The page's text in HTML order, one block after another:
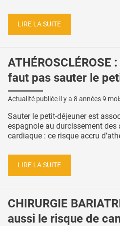
LIRE LA SUITE
ATHÉROSCLÉROSE
faut pas sauter le
Actualité publiée il y a 8 années 9
Sauter le petit-déjeuner est
espagnole au durcissement des
cardiaque : ce risque accru
LIRE LA SUITE
CHIRURGIE
aussi le risque de